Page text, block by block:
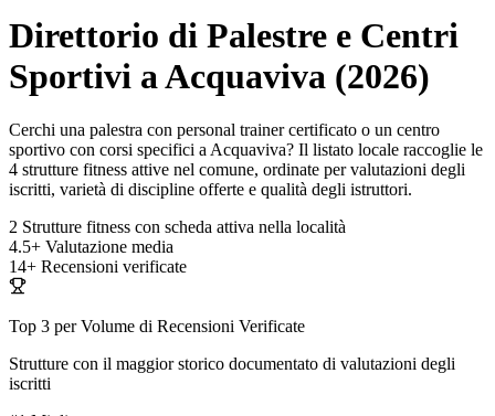
Direttorio di Palestre e Centri
Sportivi a Acquaviva (2026)
Cerchi una palestra con personal trainer certificato o un centro
sportivo con corsi specifici a Acquaviva? Il listato locale raccoglie le
4 strutture fitness attive nel comune, ordinate per valutazioni degli
iscritti, varietà di discipline offerte e qualità degli istruttori.
2 Strutture fitness con scheda attiva nella località
4.5+ Valutazione media
14+ Recensioni verificate
Top 3 per Volume di Recensioni Verificate
Strutture con il maggior storico documentato di valutazioni degli
iscritti